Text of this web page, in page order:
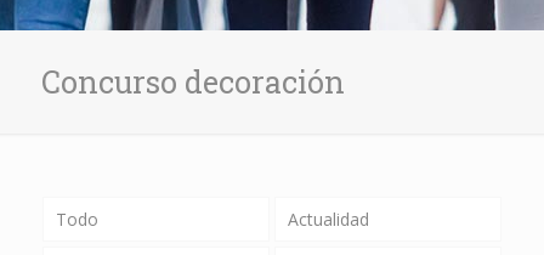
Concurso decoración
Todo Actualidad